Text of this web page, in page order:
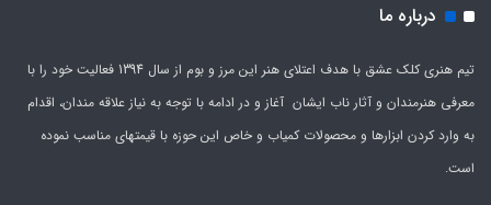
درباره ما
تیم هنری کلک عشق با هدف اعتلای هنر این مرز و بوم از سال 1394 فعالیت خود را با
معرفی هنرمندان و آثار ناب ایشان آغاز و در ادامه با توجه به نیاز علاقه مندان، اقدام
به وارد کردن ابزارها و محصولات کمیاب و خاص این حوزه با قیمتهای مناسب نموده
است.